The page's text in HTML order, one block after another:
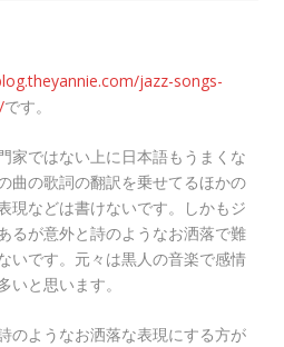
jazz-songs-
です。
家ではない上に日本語もうまくな
曲の歌詞の翻訳を乗せてるほかの
現などは書けないです。しかもジ
るが意外と詩のようなお洒落で難
いです。元々は黒人の音楽で感情
いと思います。
のようなお洒落な表現にする方が